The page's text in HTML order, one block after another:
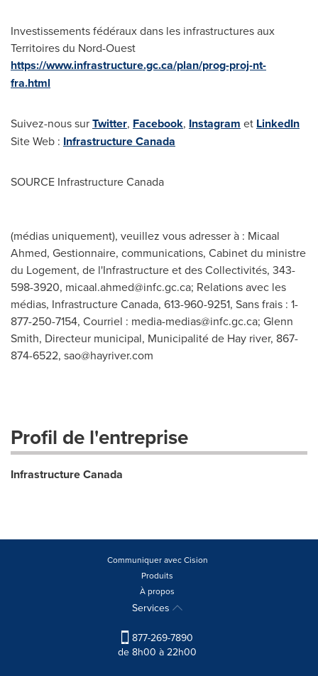
Investissements fédéraux dans les infrastructures aux
Territoires du Nord-Ouest
https://www.infrastructure.gc.ca/plan/prog-proj-nt-
fra.html
Suivez-nous surTwitter, Facebook, Instagram et LinkedIn
Site Web : InfrastructureCanada
SOURCE Infrastructure Canada
(médias uniquement), veuillez vous adresser à : Micaal
Ahmed, Gestionnaire, communications, Cabinet du ministre
du Logement, de l'Infrastructure et des Collectivités, 343-
598-3920, micaal.ahmed@infc.gc.ca; Relations avec les
médias, Infrastructure Canada, 613-960-9251, Sans frais : 1-
877-250-7154, Courriel : media-medias@infc.gc.ca; Glenn
Smith, Directeur municipal, Municipalité de Hay river, 867-
874-6522, sao@hayriver.com
Profil de l'entreprise
Infrastructure Canada
Communiquer avec Cision
Produits
À propos
Services
877-269-7890
de 8h00 à 22h00